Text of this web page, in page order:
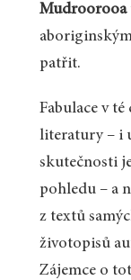
Mudroorooa
patřit.
Fabulace v
literatury – i
skutečnosti
pohledu – a
z textů
životopisů
Zájemce o